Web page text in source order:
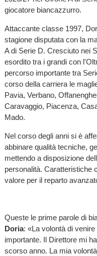
giocatore biancazzurro.
Attaccante classe 1997,
stagione disputata con la
A di Serie D. Cresciuto nei
esordito tra i grandi con
percorso importante tra
corso della carriera le
Pavia, Verbano,
Caravaggio, Piacenza,
Mado.
Nel corso degli anni si è
abbinare qualità tecniche,
mettendo a disposizione
personalità. Caratteristiche
valore per il reparto
Queste le prime parole di
Doria: «La volontà di
importante. Il Direttore mi
scorso anno. La mia